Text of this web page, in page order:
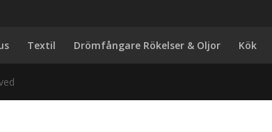
Textil Drömfångare Rökelser & Oljor Kök